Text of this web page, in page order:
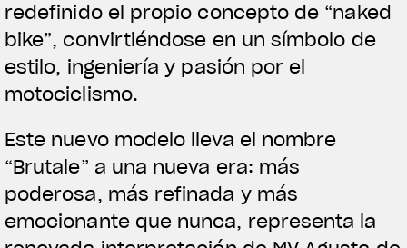
redefinido el propio concepto de “naked
bike”, convirtiéndose en un símbolo de
estilo, ingeniería y pasión por el
motociclismo.
Este nuevo modelo lleva el nombre
“Brutale” a una nueva era: más
poderosa, más refinada y más
emocionante que nunca, representa la